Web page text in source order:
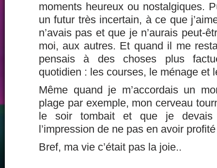
moments heureux ou nostalgiques.
un futur très incertain, à ce que
n’avais pas et que je n’aurais peut-
moi, aux autres. Et quand il me
pensais à des choses plus
quotidien : les courses, le ménage et
Même quand je m’accordais un
plage par exemple, mon cerveau
le soir tombait et que je devais
l’impression de ne pas en avoir
Bref, ma vie c’était pas la joie..